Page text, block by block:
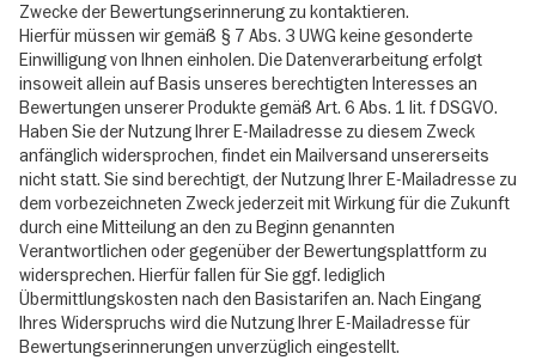
Zwecke der Bewertungserinnerung zu kontaktieren.
Hierfür müssen wir gemäß § 7 Abs. 3 UWG keine gesonderte
Einwilligung von Ihnen einholen. Die Datenverarbeitung erfolgt
insoweit allein auf Basis unseres berechtigten Interesses an
Bewertungen unserer Produkte gemäß Art. 6 Abs. 1 lit. f DSGVO.
Haben Sie der Nutzung Ihrer E-Mailadresse zu diesem Zweck
anfänglich widersprochen, findet ein Mailversand unsererseits
nicht statt. Sie sind berechtigt, der Nutzung Ihrer E-Mailadresse zu
dem vorbezeichneten Zweck jederzeit mit Wirkung für die Zukunft
durch eine Mitteilung an den zu Beginn genannten
Verantwortlichen oder gegenüber der Bewertungsplattform zu
widersprechen. Hierfür fallen für Sie ggf. lediglich
Übermittlungskosten nach den Basistarifen an. Nach Eingang
Ihres Widerspruchs wird die Nutzung Ihrer E-Mailadresse für
Bewertungserinnerungen unverzüglich eingestellt.